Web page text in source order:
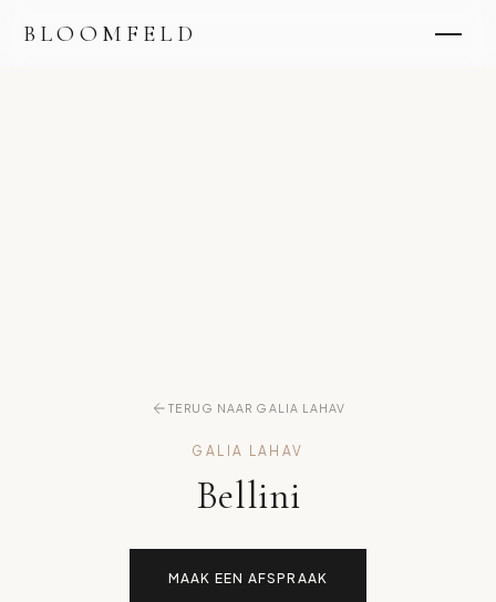
BLOOMFELD
TERUG NAAR GALIA LAHAV
GALIA LAHAV
Bellini
MAAK EEN AFSPRAAK